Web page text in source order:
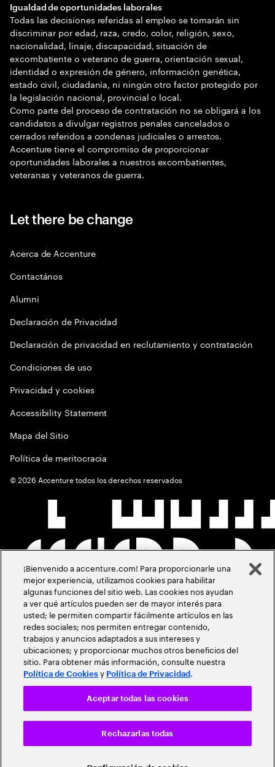
Igualdad de oportunidades laborales
Todas las decisiones referidas al empleo se tomarán sin
discriminar por edad, raza, credo, color, religión, sexo,
nacionalidad, linaje, discapacidad, situación de
excombatiente o veterano de guerra, orientación sexual,
identidad o expresión de género, información genética,
estado civil, ciudadanía, ni ningún otro factor protegido por
la legislación nacional, provincial o local.
Como parte del proceso de contratación no se obligará a los
candidatos a divulgar registros penales cancelados o
cerrados referidos a condenas judiciales o arrestos.
Accenture tiene el compromiso de proporcionar
oportunidades laborales a nuestros excombatientes,
veteranas y veteranos de guerra.
Let there be change
Acerca de Accenture
Contactános
Alumni
Declaración de Privacidad
Declaración de privacidad en reclutamiento y contratación
Condiciones de uso
Privacidad y cookies
Accessibility Statement
Mapa del Sitio
Política de meritocracia
©2026 Accenture todos los derechos reservados
¡Bienvenido a accenture.com! Para proporcionarle una
mejor experiencia, utilizamos cookies para habilitar
algunas funciones del sitio web. Las cookies nos ayudan
a ver qué artículos pueden ser de mayor interés para
usted; le permiten compartir fácilmente artículos en las
redes sociales; nos permiten entregar contenido,
trabajos y anuncios adaptados a sus intereses y
ubicaciones; y proporcionar muchos otros beneficios del
sitio. Para obtener más información, consulte nuestra
Política de Cookies y Política de Privacidad .
Rechazarlas todas
Aceptar todas las cookies